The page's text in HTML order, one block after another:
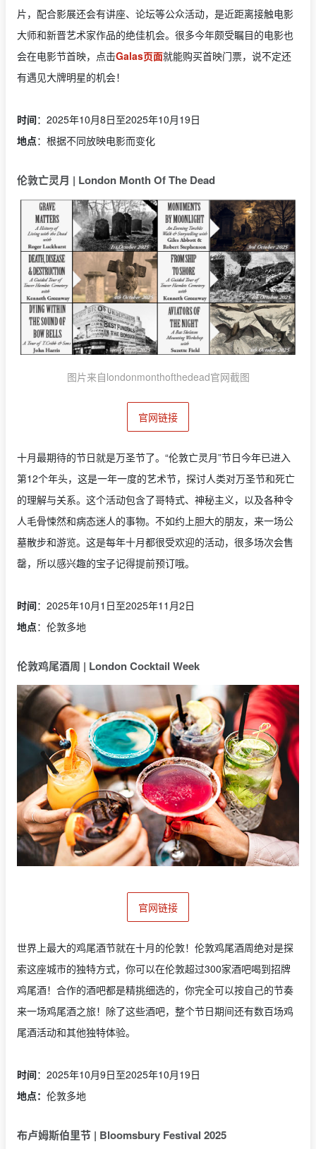
片，配合影展还会有讲座、论坛等公众活动，是近距离接触电影
大师和新晋艺术家作品的绝佳机会。很多今年颇受瞩目的电影也
会在电影节首映，点击Galas页面就能购买首映门票，说不定还
有遇见大牌明星的机会！
时间：2025年10月8日至2025年10月19日
地点：根据不同放映电影而变化
伦敦亡灵月 | London Month Of The Dead
图片来自londonmonthofthedead官网截图
官网链接
十月最期待的节日就是万圣节了。“伦敦亡灵月”节日今年已进入
第12个年头，这是一年一度的艺术节，探讨人类对万圣节和死亡
的理解与关系。这个活动包含了哥特式、神秘主义，以及各种令
人毛骨悚然和病态迷人的事物。不如约上胆大的朋友，来一场公
墓散步和游览。这是每年十月都很受欢迎的活动，很多场次会售
罄，所以感兴趣的宝子记得提前预订哦。
时间：2025年10月1日至2025年11月2日
地点：伦敦多地
伦敦鸡尾酒周 | London Cocktail Week
官网链接
世界上最大的鸡尾酒节就在十月的伦敦！伦敦鸡尾酒周绝对是探
索这座城市的独特方式，你可以在伦敦超过300家酒吧喝到招牌
鸡尾酒！合作的酒吧都是精挑细选的，你完全可以按自己的节奏
来一场鸡尾酒之旅！除了这些酒吧，整个节日期间还有数百场鸡
尾酒活动和其他独特体验。
时间：2025年10月9日至2025年10月19日
地点： 伦敦多地
布卢姆斯伯里节 | Bloomsbury Festival 2025